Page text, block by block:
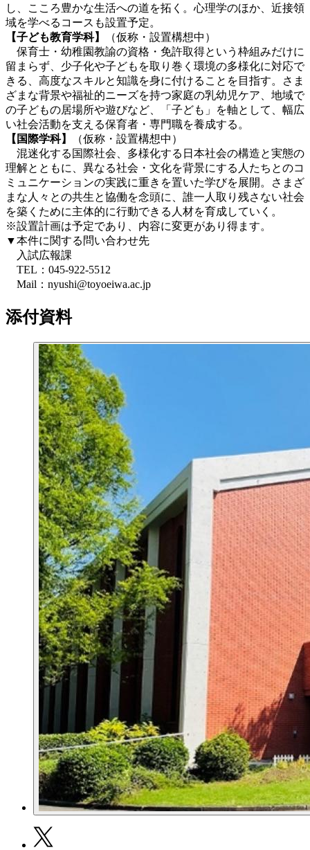
し、こころ豊かな生活への道を拓く。心理学のほか、近接領
域を学べるコースも設置予定。
【子ども教育学科】
（仮称・設置構想中）
保育士・幼稚園教諭の資格・免許取得という枠組みだけに
留まらず、少子化や子どもを取り巻く環境の多様化に対応で
きる、高度なスキルと知識を身に付けることを目指す。さま
ざまな背景や福祉的ニーズを持つ家庭の乳幼児ケア、地域で
の子どもの居場所や遊びなど、「子ども」を軸として、幅広
い社会活動を支える保育者・専門職を養成する。
【国際学科】
（仮称・設置構想中）
混迷化する国際社会、多様化する日本社会の構造と実態の
理解とともに、異なる社会・文化を背景にする人たちとのコ
ミュニケーションの実践に重きを置いた学びを展開。さまざ
まな人々との共生と協働を念頭に、誰一人取り残さない社会
を築くために主体的に行動できる人材を育成していく。
※設置計画は予定であり、内容に変更があり得ます。
▼本件に関する問い合わせ先
入試広報課
TEL：045-922-5512
Mail：nyushi@toyoeiwa.ac.jp
添付資料